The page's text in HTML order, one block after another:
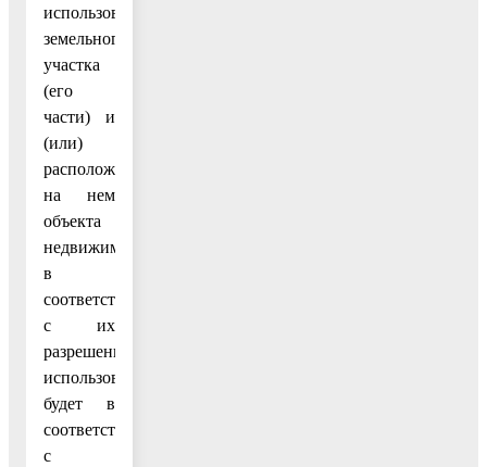
использование
земельного
участка
(его
части) и
(или)
расположенного
на нем
объекта
недвижимости
в
соответствии
с их
разрешенным
использованием
будет в
соответствии
с